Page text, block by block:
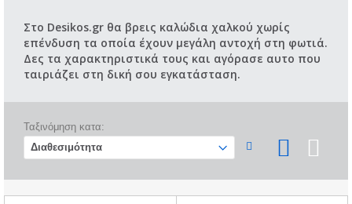
Στο Desikos.gr θα βρεις καλώδια χαλκού χωρίς
επένδυση τα οποία έχουν μεγάλη αντοχή στη φωτιά.
Δες τα χαρακτηριστικά τους και αγόρασε αυτο που
ταιριάζει στη δική σου εγκατάσταση.
Ταξινόμηση κατα: